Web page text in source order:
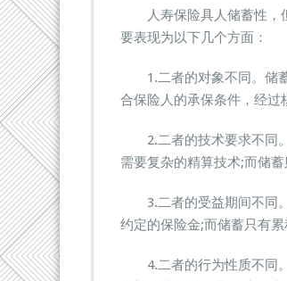
人寿保险具人储蓄性，但
要表现为以下几个方面：
1.二者的对象不同。储蓄
合保险人的承保条件，经过
2.二者的技术要求不同。
需要复杂的精算技术;而储
3.二者的受益期间不同。
约定的保险金;而储蓄只有
4.二者的行为性质不同。